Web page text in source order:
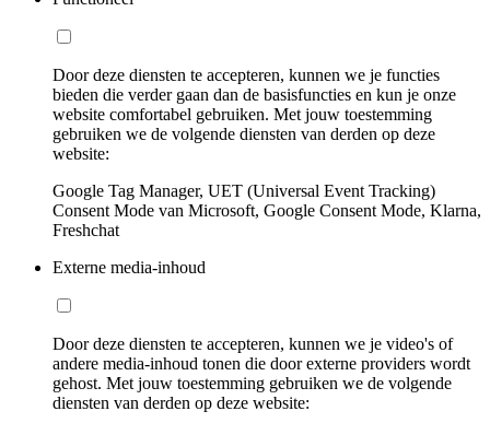
Door deze diensten te accepteren, kunnen we je functies
bieden die verder gaan dan de basisfuncties en kun je onze
website comfortabel gebruiken. Met jouw toestemming
gebruiken we de volgende diensten van derden op deze
website:
Google Tag Manager, UET (Universal Event Tracking)
Consent Mode van Microsoft, Google Consent Mode, Klarna,
Freshchat
Externe media-inhoud
Door deze diensten te accepteren, kunnen we je video's of
andere media-inhoud tonen die door externe providers wordt
gehost. Met jouw toestemming gebruiken we de volgende
diensten van derden op deze website: